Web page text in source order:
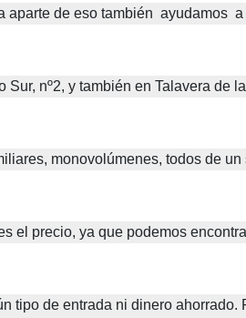
aparte de eso también ayudamos a
nº2, y también en Talavera de
monovolúmenes, todos de un
el precio, ya que podemos
tipo de entrada ni dinero